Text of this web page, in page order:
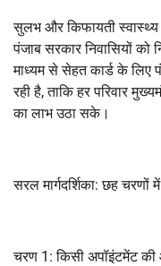
सुलभ और किफायती स्वास्थ्य
पंजाब सरकार निवासियों को
माध्यम से सेहत कार्ड के लिए
रही है, ताकि हर परिवार
का लाभ उठा सके।
सरल मार्गदर्शिका: छह
चरण 1: किसी अपॉइंटमेंट